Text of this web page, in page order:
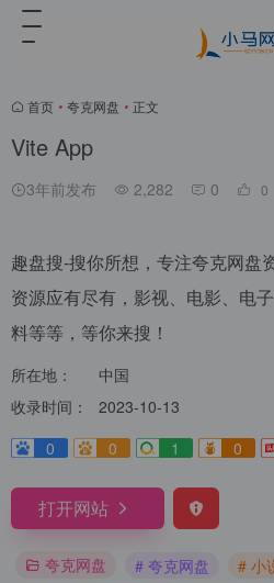
首页 • 夸克网盘 • 正文
Vite App
3年前发布 2,282 0 0
趣盘搜-搜你所想，专注夸克网盘
资源应有尽有，影视、电影、电
料等等，等你来搜！
所在地：
中国
收录时间：
2023-10-13
0
0 1 0
打开网站
夸克网盘 # 夸克网盘 # 小